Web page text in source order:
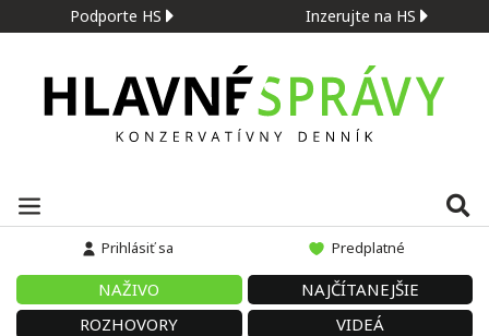
Podporte HS Inzerujte na HS
Prihlásiť sa Predplatné
NAŽIVO
NAJČÍTANEJŠIE
ROZHOVORY
VIDEÁ